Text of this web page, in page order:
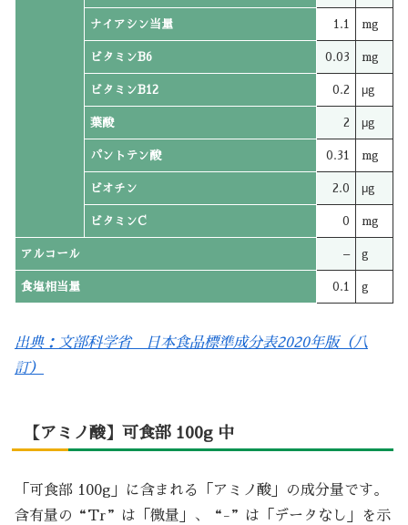
ナイアシン当量 1.1 mg
ビタミンB6 0.03 mg
ビタミンB12 0.2 μg
葉酸 2 μg
パントテン酸 0.31 mg
ビオチン 2.0 μg
ビタミンC 0 mg
アルコール – g
食塩相当量 0.1 g
出典：文部科学省 日本食品標準成分表2020年版（八
訂）
【アミノ酸】可食部 100g 中
「可食部 100g」に含まれる「アミノ酸」の成分量です。
含有量の“Tr”は「微量」、“-”は「データなし」を示